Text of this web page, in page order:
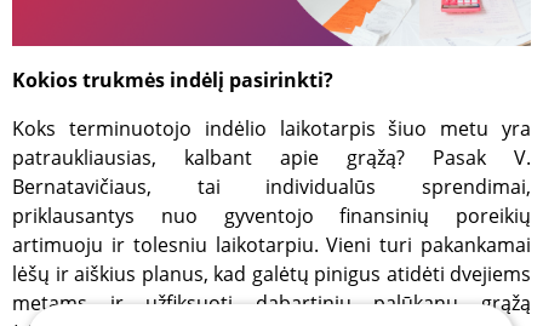
Kokios trukmės indėlį pasirinkti?
Koks terminuotojo indėlio laikotarpis šiuo metu yra
patraukliausias, kalbant apie grąžą? Pasak V.
Bernatavičiaus, tai individualūs sprendimai,
priklausantys nuo gyventojo finansinių poreikių
artimuoju ir tolesniu laikotarpiu. Vieni turi pakankamai
lėšų ir aiškius planus, kad galėtų pinigus atidėti dvejiems
metams ir užfiksuoti dabartinių palūkanų grąžą